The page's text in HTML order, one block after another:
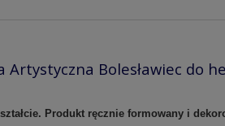
Artystyczna Bolesławiec do
Produkt ręcznie formowany i